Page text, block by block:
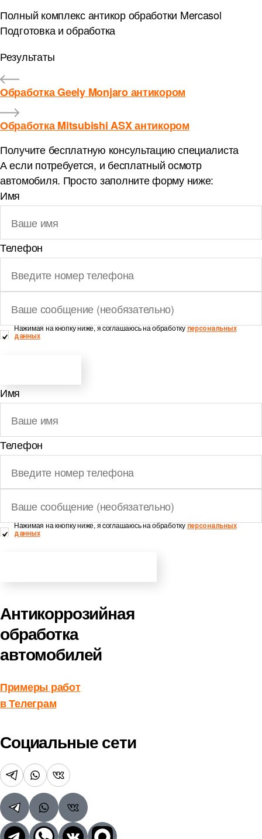
Полный комплекс антикор обработки Mercasol
Подготовка и обработка
Результаты
Обработка Geely Monjaro антикором
Обработка Mitsubishi ASX антикором
Получите бесплатную консультацию специалиста
А если потребуется, и бесплатный осмотр
автомобиля. Просто заполните форму ниже:
Имя
Телефон
Нажимая на кнопку ниже, я cоглашаюсь на обработкуперсональных
данных
Имя
Телефон
Нажимая на кнопку ниже, я cоглашаюсь на обработкуперсональных
данных
Антикоррозийная
обработка
автомобилей
Примеры работ
в Телеграм
Социальные сети